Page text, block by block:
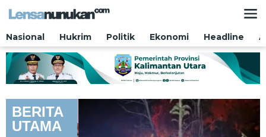
Nasional
Hukrim Politik Ekonomi Headline
BERITA
UTAMA